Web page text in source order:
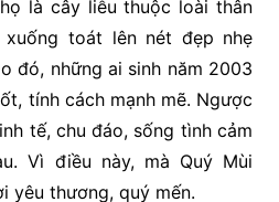
là cây liễu thuộc loài thân
toát lên nét đẹp nhẹ
đó, những ai sinh năm 2003
tính cách mạnh mẽ. Ngược
tế, chu đáo, sống tình cảm
Vì điều này, mà Quý Mùi
yêu thương, quý mến.